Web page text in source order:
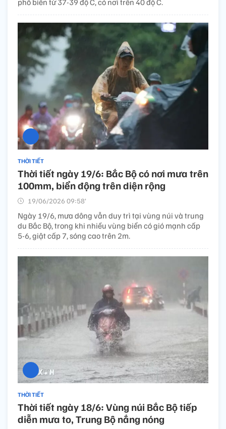
THỜI TIẾT
Thời tiết ngày 19/6: Bắc Bộ có nơi mưa trên
100mm, biển động trên diện rộng
19/06/2026 09:58’
Ngày 19/6, mưa dông vẫn duy trì tại vùng núi và trung
du Bắc Bộ, trong khi nhiều vùng biển có gió mạnh cấp
5-6, giật cấp 7, sóng cao trên 2m.
THỜI TIẾT
Thời tiết ngày 18/6: Vùng núi Bắc Bộ tiếp
diễn mưa to, Trung Bộ nắng nóng